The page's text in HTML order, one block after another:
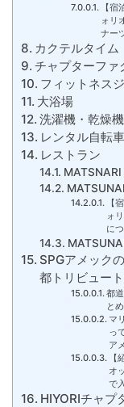
【
ォリ
ナー
カクテルタイム
チャプターファ
フィットネス
大浴場
洗濯機・乾燥機
レンタル自転車
レストラン
【
ォ
に
SPGアメック
都トリビュー
都
と
マ
っ
ア
オ
で
HIYORIチャプ